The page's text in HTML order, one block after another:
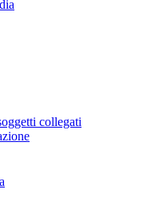
collegati